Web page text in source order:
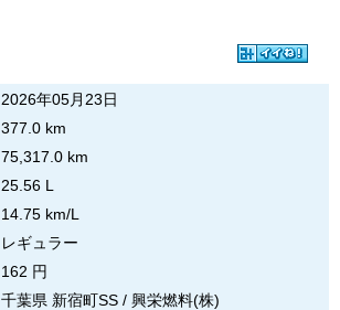
2026年05月23日
377.0 km
75,317.0 km
25.56 L
14.75 km/L
レギュラー
162 円
千葉県 新宿町SS / 興栄燃料(株)